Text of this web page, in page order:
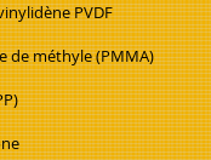
PVDF
de méthyle (PMMA)